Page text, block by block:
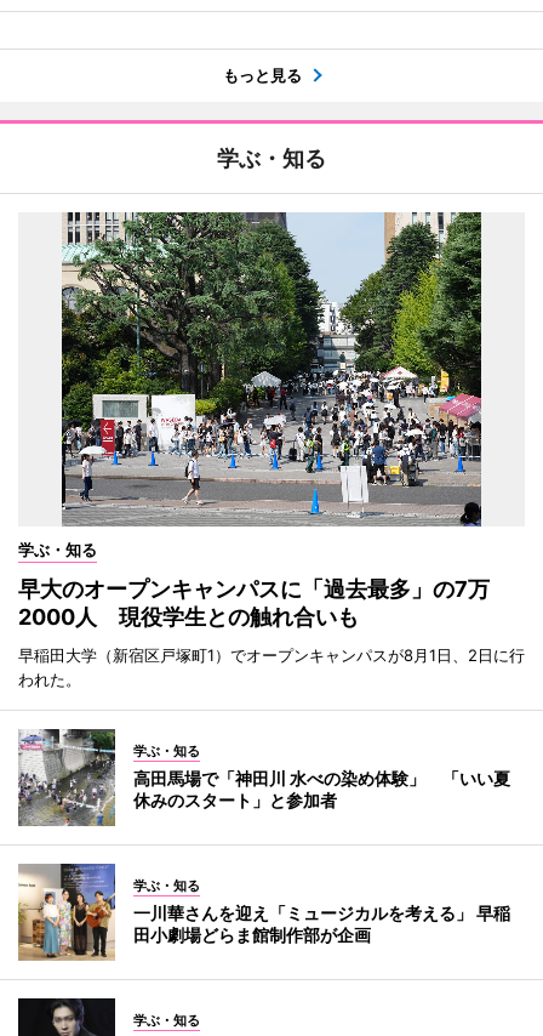
もっと見る
学ぶ・知る
学ぶ・知る
早大のオープンキャンパスに「過去最多」の7万
2000人 現役学生との触れ合いも
早稲田大学（新宿区戸塚町1）でオープンキャンパスが8月1日、2日に行
われた。
学ぶ・知る
高田馬場で「神田川 水べの染め体験」 「いい夏
休みのスタート」と参加者
学ぶ・知る
一川華さんを迎え「ミュージカルを考える」 早稲
田小劇場どらま館制作部が企画
学ぶ・知る